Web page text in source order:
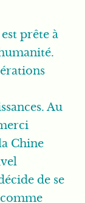
prête à
Au
Chine
de se